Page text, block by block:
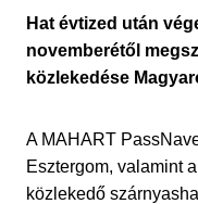
Hat évtized után
novemberétől
közlekedése
A MAHART
Esztergom, valamint
közlekedő